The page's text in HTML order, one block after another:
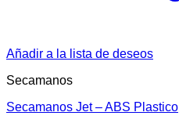
Añadir a la lista de deseos
Secamanos
Secamanos Jet – ABS Plastico